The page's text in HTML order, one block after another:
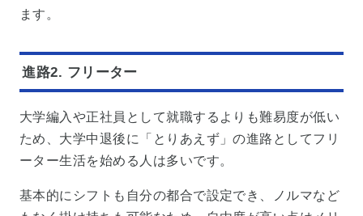
ます。
進路2. フリーター
大学編入や正社員として就職するよりも難易度が低い
ため、大学中退後に「とりあえず」の進路としてフリ
ーター生活を始める人は多いです。
基本的にシフトも自分の都合で設定でき、ノルマなど